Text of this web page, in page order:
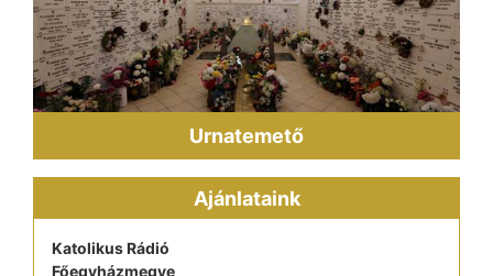
Urnatemető
Ajánlataink
Katolikus Rádió
Főegyházmegye